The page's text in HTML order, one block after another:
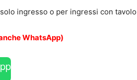
ingresso o per ingressi con
WhatsApp)